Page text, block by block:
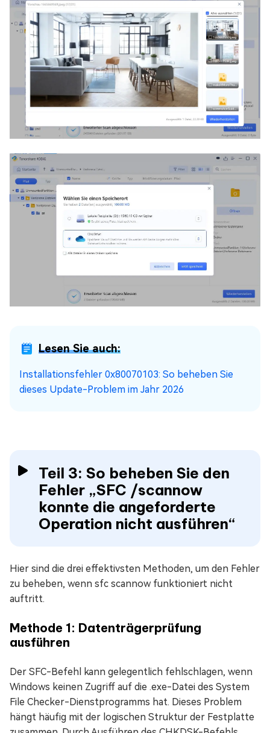
Lesen Sie auch:
Installationsfehler 0x80070103: So beheben Sie
dieses Update-Problem im Jahr 2026
Teil 3: So beheben Sie den
Fehler „SFC /scannow
konnte die angeforderte
Operation nicht ausführen“
Hier sind die drei effektivsten Methoden, um den Fehler
zu beheben, wenn sfc scannow funktioniert nicht
auftritt.
Methode 1: Datenträgerprüfung
ausführen
Der SFC-Befehl kann gelegentlich fehlschlagen, wenn
Windows keinen Zugriff auf die .exe-Datei des System
File Checker-Dienstprogramms hat. Dieses Problem
hängt häufig mit der logischen Struktur der Festplatte